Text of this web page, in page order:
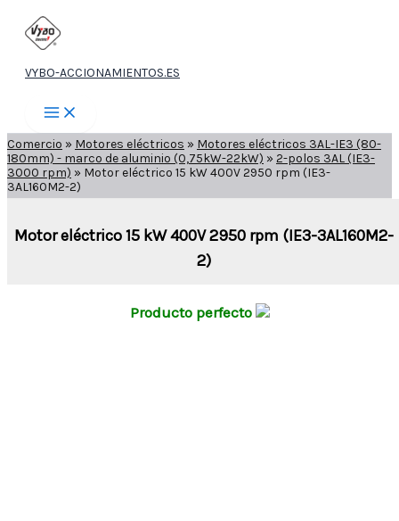
contenido
VYBO-ACCIONAMIENTOS.ES
Comercio » Motores eléctricos » Motores eléctricos 3AL-IE3 (80-
180mm) - marco de aluminio (0,75kW-22kW) » 2-polos 3AL (IE3-
3000 rpm) » Motor eléctrico 15 kW 400V 2950 rpm (IE3-
3AL160M2-2)
Motor eléctrico 15 kW 400V 2950 rpm (IE3-3AL160M2-
2)
Producto perfecto